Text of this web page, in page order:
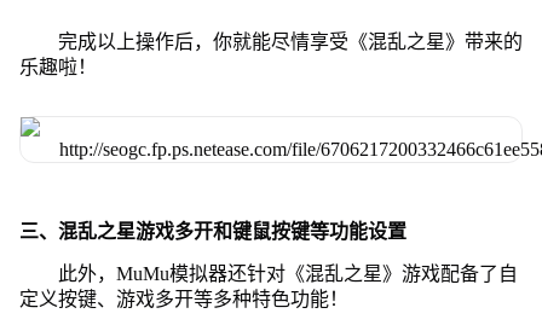
完成以上操作后，你就能尽情享受《混乱之星》带来的
乐趣啦！
三、混乱之星游戏多开和键鼠按键等功能设置
此外，MuMu模拟器还针对《混乱之星》游戏配备了自
定义按键、游戏多开等多种特色功能！